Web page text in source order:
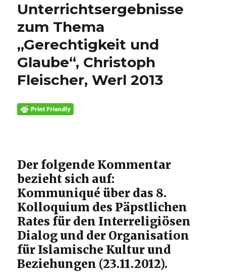
Unterrichtsergebnisse
zum Thema
„Gerechtigkeit und
Glaube“, Christoph
Fleischer, Werl 2013
Der folgende Kommentar
bezieht sich auf:
Kommuniqué über das 8.
Kolloquium des Päpstlichen
Rates für den Interreligiösen
Dialog und der Organisation
für Islamische Kultur und
Beziehungen (23.11.2012).